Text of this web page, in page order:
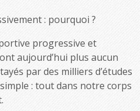
: pourquoi ?
progressive et
aujourd’hui plus aucun
par des milliers d’études
: tout dans notre corps